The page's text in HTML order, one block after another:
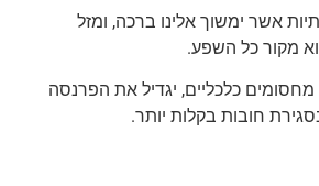
אשר ימשוך אלינו ברכה, ומזל
מקור כל השפע.
מחסומים כלכליים, יגדיל את הפרנסה
חובות בקלות יותר.